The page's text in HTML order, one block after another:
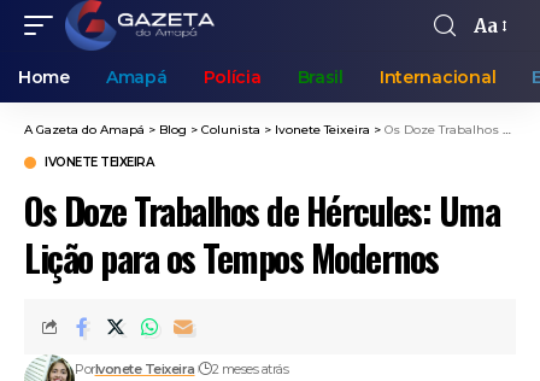
Aa
Home Amapá Polícia Brasil Internacional
A Gazeta do Amapá > Blog > Colunista > Ivonete Teixeira > Os Doze Trabalhos de Hércules: Uma Lição para os Tempos Modernos
IVONETE TEIXEIRA
Os Doze Trabalhos de Hércules: Uma
Lição para os Tempos Modernos
PorIvonete Teixeira 2 meses atrás